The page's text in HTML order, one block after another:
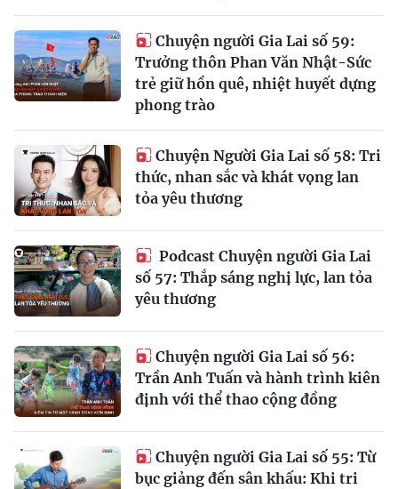
Chuyện người Gia Lai số 59:
Trưởng thôn Phan Văn Nhật-Sức
trẻ giữ hồn quê, nhiệt huyết dựng
phong trào
Chuyện Người Gia Lai số 58: Tri
thức, nhan sắc và khát vọng lan
tỏa yêu thương
Podcast Chuyện người Gia Lai
số 57: Thắp sáng nghị lực, lan tỏa
yêu thương
Chuyện người Gia Lai số 56:
Trần Anh Tuấn và hành trình kiên
định với thể thao cộng đồng
Chuyện người Gia Lai số 55: Từ
bục giảng đến sân khấu: Khi tri